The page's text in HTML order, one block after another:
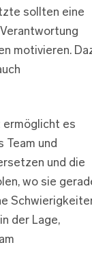
sollten eine
motivieren.
ermöglicht es
Team und
und die
wo sie
der Lage,